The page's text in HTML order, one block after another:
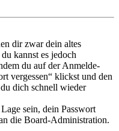
dir zwar dein altes
kannst es jedoch
du auf der Anmelde-
vergessen“ klickst und den
dich schnell wieder
sein, dein Passwort
die Board-Administration.